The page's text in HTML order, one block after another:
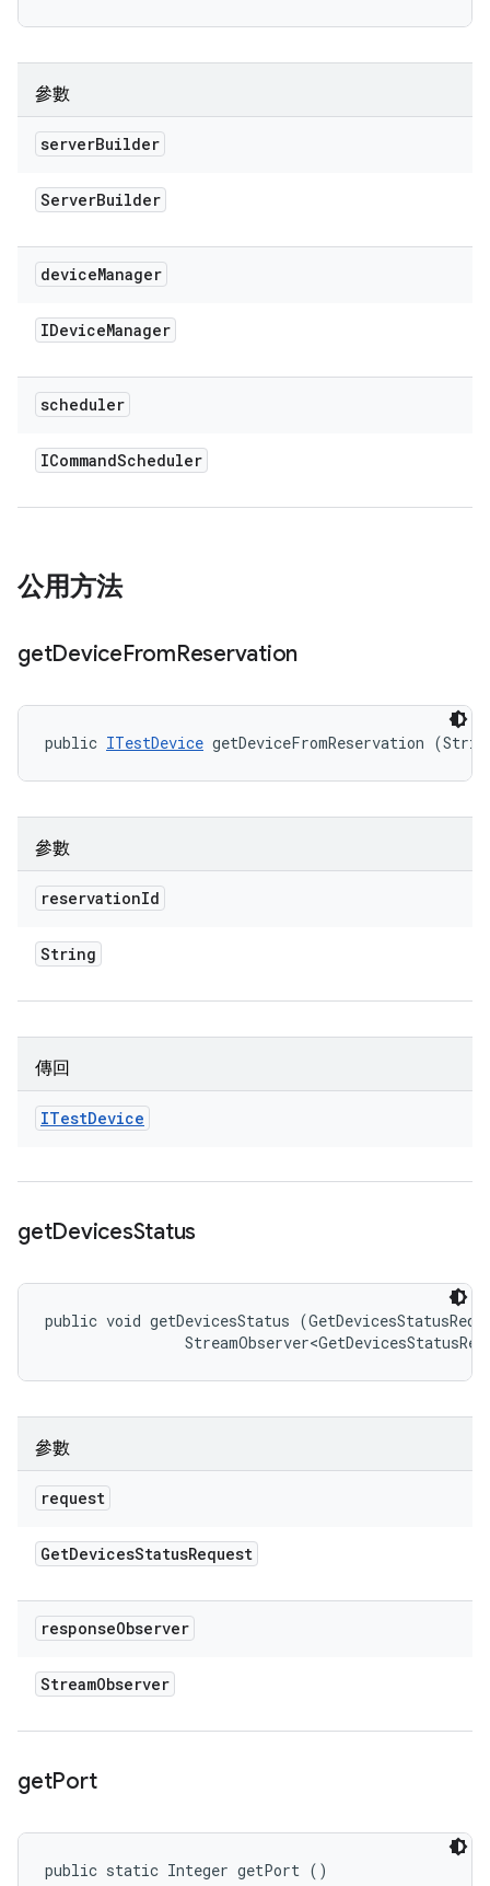
參數
serverBuilder
ServerBuilder
deviceManager
IDeviceManager
scheduler
ICommandScheduler
公用方法
getDeviceFromReservation
public ITestDevice getDeviceFromReservation
參數
reservationId
String
傳回
ITestDevice
getDevicesStatus
public void getDevicesStatus
參數
request
GetDevicesStatusRequest
responseObserver
StreamObserver
getPort
public static Integer getPort ()